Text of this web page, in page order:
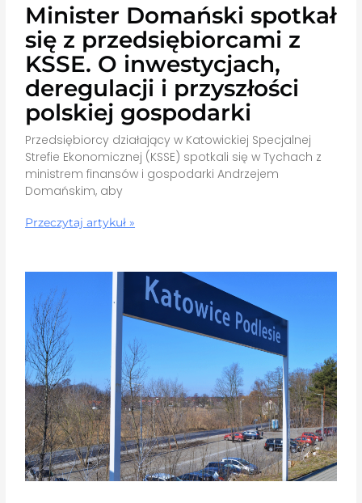
Minister Domański spotkał
się z przedsiębiorcami z
KSSE. O inwestycjach,
deregulacji i przyszłości
polskiej gospodarki
Przedsiębiorcy działający w Katowickiej Specjalnej
Strefie Ekonomicznej (KSSE) spotkali się w Tychach z
ministrem finansów i gospodarki Andrzejem
Domańskim, aby
Przeczytaj artykuł »